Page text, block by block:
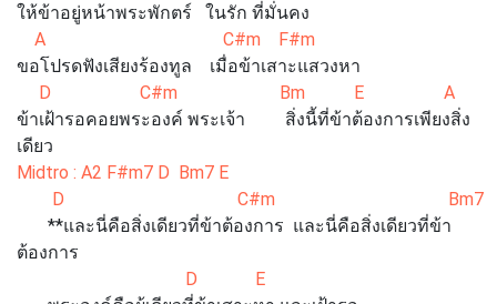
ให้ข้าอยู่หน้าพระพักตร์ ในรัก ที่มั่นคง
A C#m F#m
ขอโปรดฟังเสียงร้องทูล เมื่อข้าเสาะแสวงหา
D C#m Bm E A
ข้าเฝ้ารอคอยพระองค์ พระเจ้า สิ่งนี้ที่ข้าต้องการเพียงสิ่ง
เดียว
Midtro : A2 F#m7 D Bm7 E
D C#m Bm7
**และนี่คือสิ่งเดียวที่ข้าต้องการ และนี่คือสิ่งเดียวที่ข้า
ต้องการ
D E